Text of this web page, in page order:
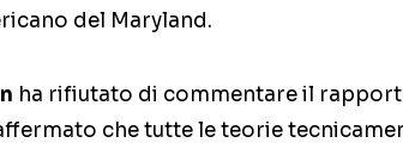
del Maryland.
ha rifiutato di commentare il
che tutte le teorie